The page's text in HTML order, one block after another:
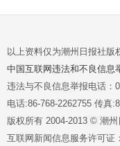
以上资料仅为潮州日报社版
中国互联网违法和不良信息
违法与不良信息举报电话：
电话:86-768-2262755 传真
版权所有 2004-2013 © 潮
互联网新闻信息服务许可证